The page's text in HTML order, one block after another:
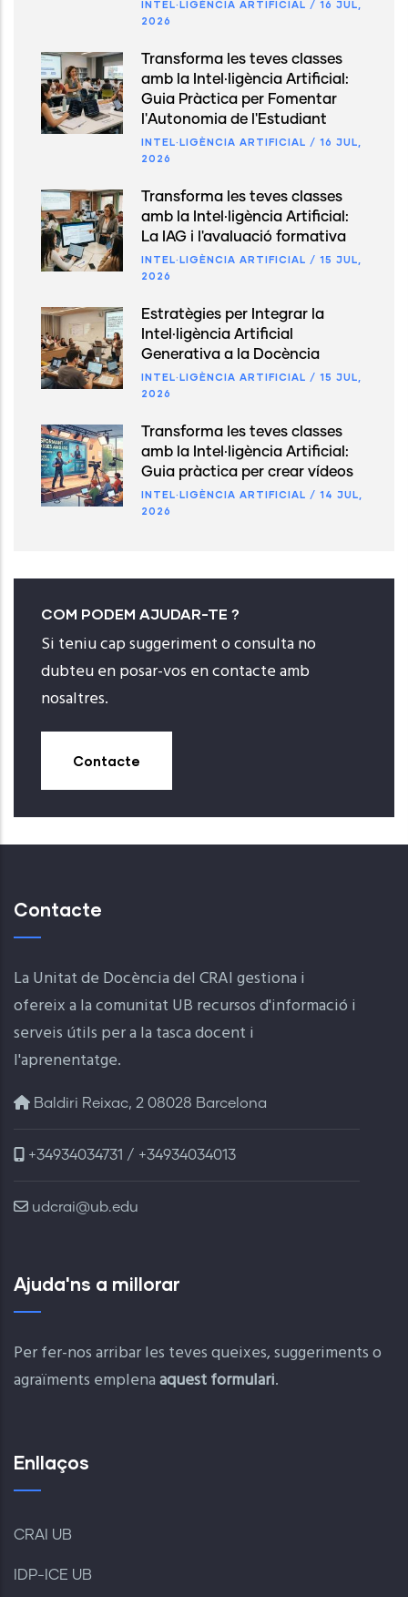
INTEL·LIGÈNCIA ARTIFICIAL / 16 JUL,
2026
Transforma les teves classes
amb la Intel·ligència Artificial:
Guia Pràctica per Fomentar
l'Autonomia de l'Estudiant
INTEL·LIGÈNCIA ARTIFICIAL / 16 JUL,
2026
Transforma les teves classes
amb la Intel·ligència Artificial:
La IAG i l'avaluació formativa
INTEL·LIGÈNCIA ARTIFICIAL / 15 JUL,
2026
Estratègies per Integrar la
Intel·ligència Artificial
Generativa a la Docència
INTEL·LIGÈNCIA ARTIFICIAL / 15 JUL,
2026
Transforma les teves classes
amb la Intel·ligència Artificial:
Guia pràctica per crear vídeos
INTEL·LIGÈNCIA ARTIFICIAL / 14 JUL,
2026
COM PODEM AJUDAR-TE ?
Si teniu cap suggeriment o consulta no
dubteu en posar-vos en contacte amb
nosaltres.
Contacte
Contacte
La Unitat de Docència del CRAI gestiona i
ofereix a la comunitat UB recursos d'informació i
serveis útils per a la tasca docent i
l'aprenentatge.
Baldiri Reixac, 2 08028 Barcelona
+34934034731 / +34934034013
udcrai@ub.edu
Ajuda'ns a millorar
Per fer-nos arribar les teves queixes, suggeriments o
agraïments emplenaaquest formulari.
Enllaços
CRAI UB
IDP-ICE UB